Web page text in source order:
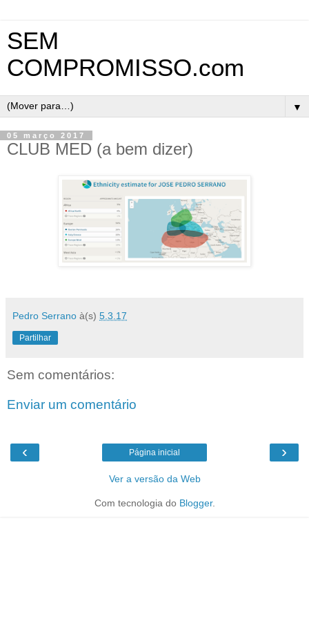
SEM
COMPROMISSO.com
▼
05 março 2017
CLUB MED (a bem dizer)
Pedro Serrano à(s) 5.3.17
Partilhar
Sem comentários:
Enviar um comentário
‹ ›
Página inicial
Ver a versão da Web
Com tecnologia do Blogger.